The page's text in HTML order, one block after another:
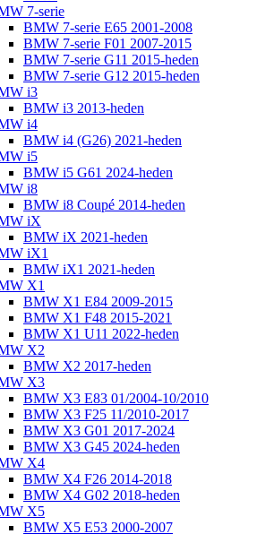
7-serie
BMW 7-serie E65 2001-2008
BMW 7-serie F01 2007-2015
BMW 7-serie G11 2015-heden
BMW 7-serie G12 2015-heden
i3
BMW i3 2013-heden
i4
BMW i4 (G26) 2021-heden
i5
BMW i5 G61 2024-heden
i8
BMW i8 Coupé 2014-heden
iX
BMW iX 2021-heden
iX1
BMW iX1 2021-heden
X1
BMW X1 E84 2009-2015
BMW X1 F48 2015-2021
BMW X1 U11 2022-heden
X2
BMW X2 2017-heden
X3
BMW X3 E83 01/2004-10/2010
BMW X3 F25 11/2010-2017
BMW X3 G01 2017-2024
BMW X3 G45 2024-heden
X4
BMW X4 F26 2014-2018
BMW X4 G02 2018-heden
X5
BMW X5 E53 2000-2007